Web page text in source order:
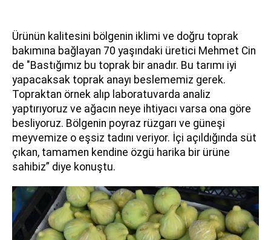
Ürünün kalitesini bölgenin iklimi ve doğru toprak
bakımına bağlayan 70 yaşındaki üretici Mehmet Cin
de "Bastığımız bu toprak bir anadır. Bu tarımı iyi
yapacaksak toprak anayı beslememiz gerek.
Topraktan örnek alıp laboratuvarda analiz
yaptırıyoruz ve ağacın neye ihtiyacı varsa ona göre
besliyoruz. Bölgenin poyraz rüzgarı ve güneşi
meyvemize o eşsiz tadını veriyor. İçi açıldığında süt
çıkan, tamamen kendine özgü harika bir ürüne
sahibiz” diye konuştu.